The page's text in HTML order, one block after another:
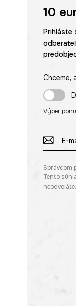
10
Prihláste
Chceme,
Výber
Správcom
Tento